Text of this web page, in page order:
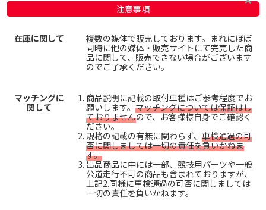
注意事項
在庫に関して
複数の媒体で販売しております。まれにほぼ
同時に他の媒体・販売サイトにて完売した商
品に関して、販売できない場合がございます
のでご了承ください。
マッチングに
関して
商品説明に記載の取付車種はご参考程度でお
願いします。 マッチングについては保証はし
ておりませんので、お客様様自身でご確認く
ださい。
規格の記載の有無に関わらず、 車検通過の可
否に関しましては一切の責任を負いかねま
す。
出品商品に中には一部、競技用パーツや一般
公道走行不可の商品も含まれておりますが、
上記2.同様に車検通過の可否に関しましては
一切の責任を負いかねます。